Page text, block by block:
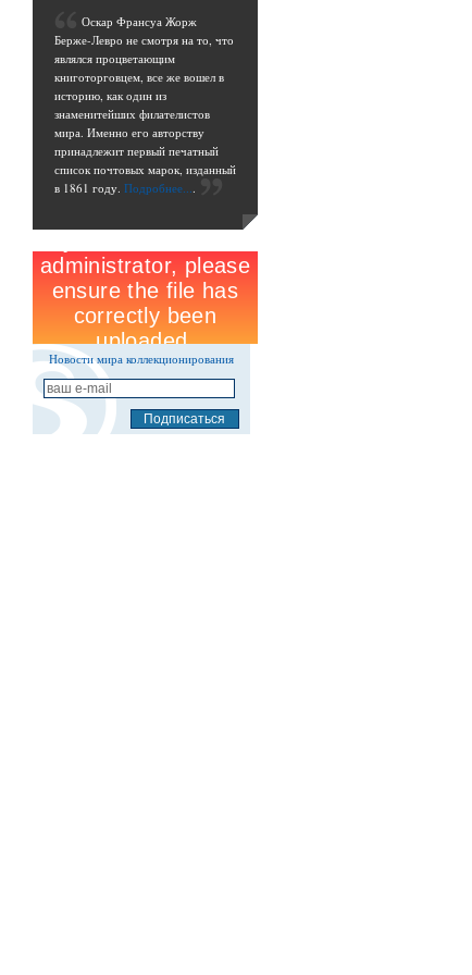
Оскар Франсуа Жорж
Берже-Левро не смотря на то, что
являлся процветающим
книготорговцем, все же вошел в
историю, как один из
знаменитейших филателистов
мира. Именно его авторству
принадлежит первый печатный
список почтовых марок, изданный
в 1861 году. Подробнее....
Новости мира коллекционирования